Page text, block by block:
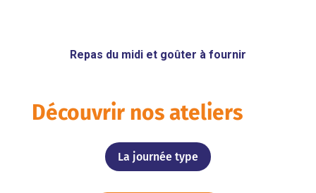
Repas du midi et goûter à fournir
Découvrir nos ateliers
La journée type